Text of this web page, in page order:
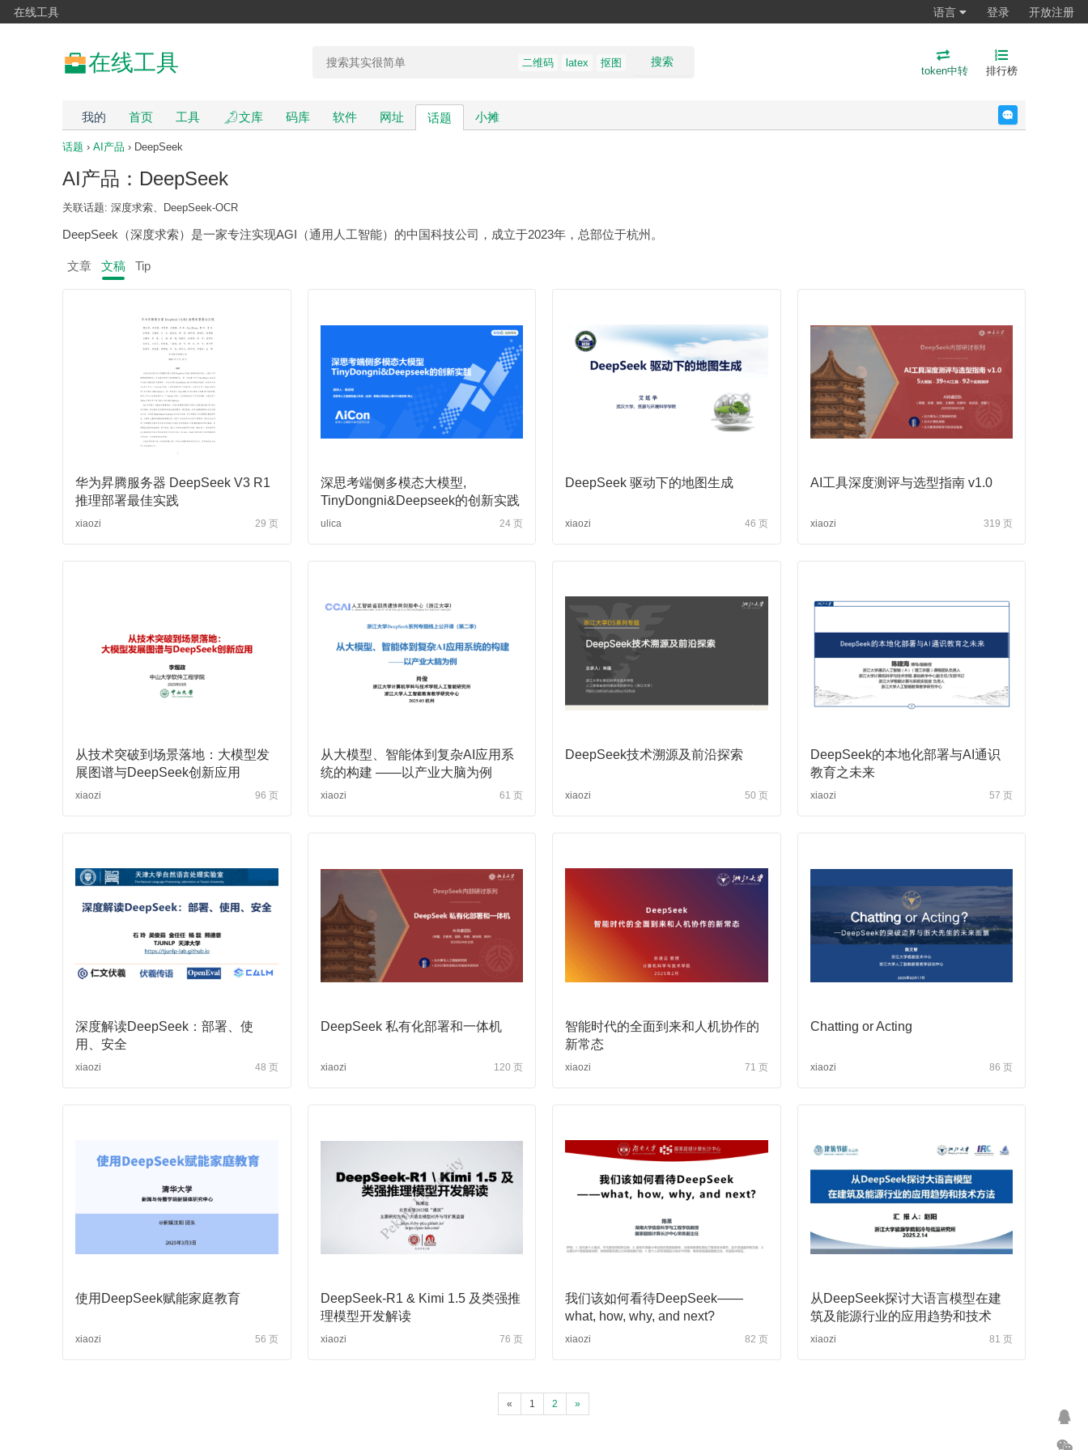
在线工具 语言 登录 开放注册
在线工具 搜索
二维码 latex 抠图
token中转 排行榜
我的 首页 工具 文库 码库 软件 网址 话题 小摊
话题 › AI产品 › DeepSeek
AI产品：DeepSeek
关联话题: 深度求索、DeepSeek-OCR
DeepSeek（深度求索）是一家专注实现AGI（通用人工智能）的中国科技公司，成立于2023年，总部位于杭州。
文章 文稿 Tip
华为昇腾服务器 DeepSeek V3 R1
推理部署最佳实践
xiaozi 29 页
深思考端侧多模态大模型,
TinyDongni&Deepseek的创新实践
ulica 24 页
DeepSeek 驱动下的地图生成
xiaozi 46 页
AI工具深度测评与选型指南 v1.0
xiaozi 319 页
从技术突破到场景落地：大模型发
展图谱与DeepSeek创新应用
xiaozi 96 页
从大模型、智能体到复杂AI应用系
统的构建 ——以产业大脑为例
xiaozi 61 页
DeepSeek技术溯源及前沿探索
xiaozi 50 页
DeepSeek的本地化部署与AI通识
教育之未来
xiaozi 57 页
深度解读DeepSeek：部署、使
用、安全
xiaozi 48 页
DeepSeek 私有化部署和一体机
xiaozi 120 页
智能时代的全面到来和人机协作的
新常态
xiaozi 71 页
Chatting or Acting
xiaozi 86 页
使用DeepSeek赋能家庭教育
xiaozi 56 页
DeepSeek-R1 & Kimi 1.5 及类强推
理模型开发解读
xiaozi 76 页
我们该如何看待DeepSeek——
what, how, why, and next?
xiaozi 82 页
从DeepSeek探讨大语言模型在建
筑及能源行业的应用趋势和技术
xiaozi 81 页
« 1 2 »